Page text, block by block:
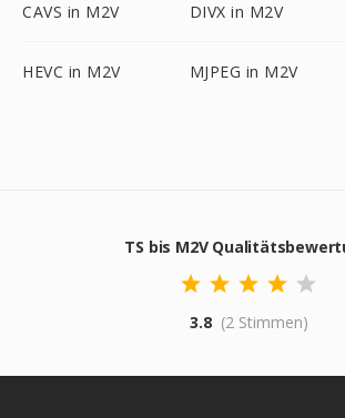
CAVS in M2V DIVX in M2V
HEVC in M2V MJPEG in M2V
TS bis M2V
3.8 (2 Stimmen)